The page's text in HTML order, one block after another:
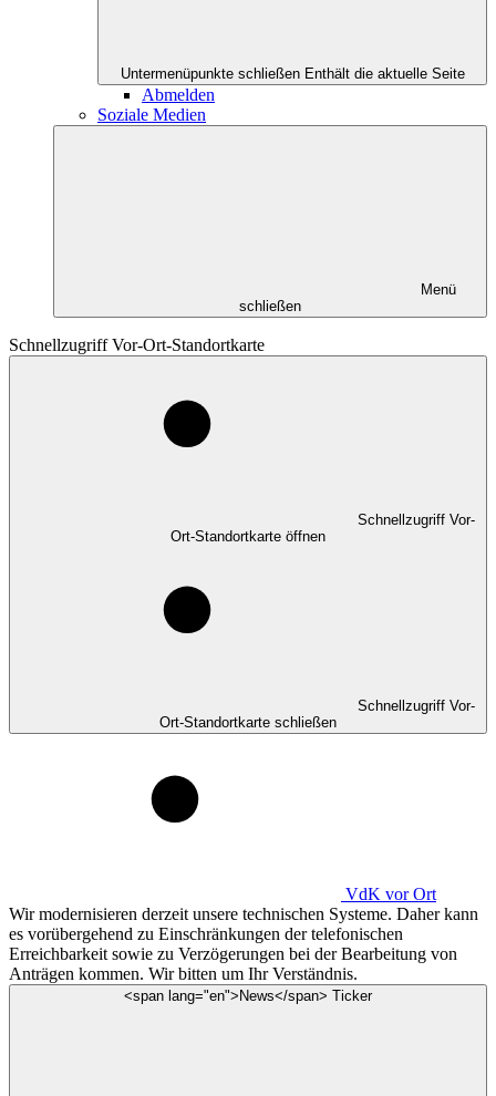
Untermenüpunkte schließen Enthält die aktuelle Seite
Abmelden
Soziale Medien
Menü
schließen
Schnellzugriff Vor-Ort-Standortkarte
Schnellzugriff Vor-
Ort-Standortkarte öffnen
Schnellzugriff Vor-
Ort-Standortkarte schließen
VdK vor Ort
Wir modernisieren derzeit unsere technischen Systeme. Daher kann
es vorübergehend zu Einschränkungen der telefonischen
Erreichbarkeit sowie zu Verzögerungen bei der Bearbeitung von
Anträgen kommen. Wir bitten um Ihr Verständnis.
<span lang="en">News</span> Ticker